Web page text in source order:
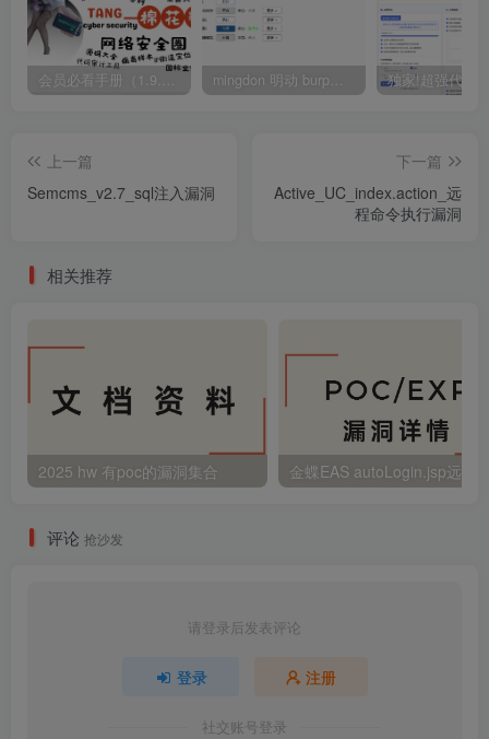
会员必看手册（1.9.0版本 26.4.5更新） mingdon 明动 burp插件0.2.6版本 本地时间校验去除版
上一篇
Semcms_v2.7_sql注入漏洞
下一篇
Active_UC_index.action_远
程命令执行漏洞
相关推荐
2025 hw 有poc的漏洞集合
评论 抢沙发
请登录后发表评论
登录 注册
社交账号登录